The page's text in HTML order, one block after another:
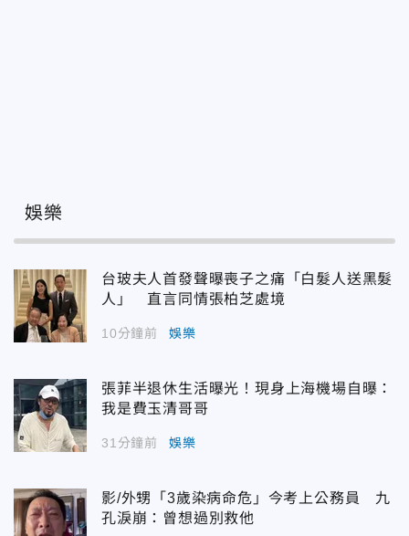
娛樂
台玻夫人首發聲曝喪子之痛「白髮人送黑髮
人」 直言同情張柏芝處境
10分鐘前 娛樂
張菲半退休生活曝光！現身上海機場自曝：
我是費玉清哥哥
31分鐘前 娛樂
影/外甥「3歲染病命危」今考上公務員 九
孔淚崩：曾想過別救他